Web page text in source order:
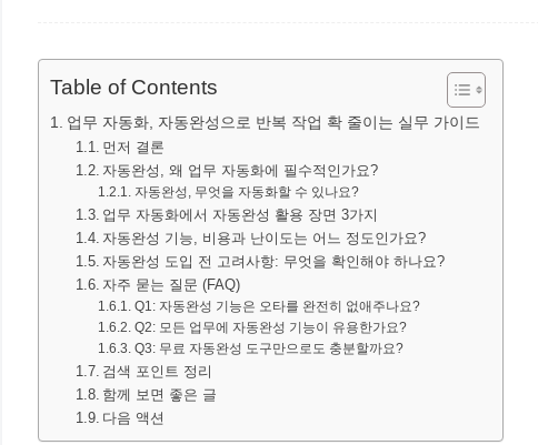
Table of Contents
업무 자동화, 자동완성으로 반복 작업 확 줄이는 실무 가이드
먼저 결론
자동완성, 왜 업무 자동화에 필수적인가요?
자동완성, 무엇을 자동화할 수 있나요?
업무 자동화에서 자동완성 활용 장면 3가지
자동완성 기능, 비용과 난이도는 어느 정도인가요?
자동완성 도입 전 고려사항: 무엇을 확인해야 하나요?
자주 묻는 질문 (FAQ)
Q1: 자동완성 기능은 오타를 완전히 없애주나요?
Q2: 모든 업무에 자동완성 기능이 유용한가요?
Q3: 무료 자동완성 도구만으로도 충분할까요?
검색 포인트 정리
함께 보면 좋은 글
다음 액션